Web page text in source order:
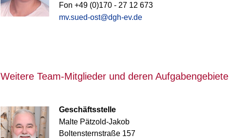
Fon +49 (0)170 - 27 12 673
mv.sued-ost@dgh-ev.de
Weitere Team-Mitglieder und deren Aufgabengebiete
Geschäftsstelle
Malte Pätzold-Jakob
Boltensternstraße 157